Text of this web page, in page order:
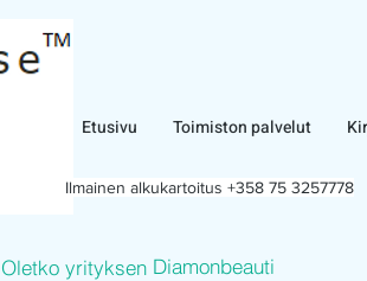
Etusivu Toimiston palvelut
Ilmainen alkukartoitus +358 75 3257778
Diamonbeauti
Oletko yrityksen